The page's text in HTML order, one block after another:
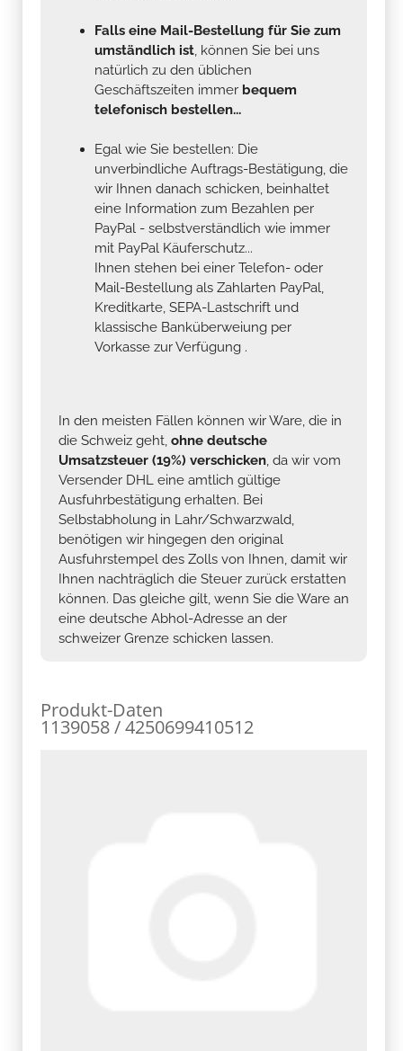
Falls eine Mail-Bestellung für Sie zum
umständlich ist, können Sie bei uns
natürlich zu den üblichen
Geschäftszeiten immer bequem
telefonisch bestellen...
Egal wie Sie bestellen: Die
unverbindliche Auftrags-Bestätigung, die
wir Ihnen danach schicken, beinhaltet
eine Information zum Bezahlen per
PayPal - selbstverständlich wie immer
mit PayPal Käuferschutz...
Ihnen stehen bei einer Telefon- oder
Mail-Bestellung als Zahlarten PayPal,
Kreditkarte, SEPA-Lastschrift und
klassische Banküberweiung per
Vorkasse zur Verfügung .
In den meisten Fällen können wir Ware, die in
die Schweiz geht, ohne deutsche
Umsatzsteuer (19%) verschicken, da wir vom
Versender DHL eine amtlich gültige
Ausfuhrbestätigung erhalten. Bei
Selbstabholung in Lahr/Schwarzwald,
benötigen wir hingegen den original
Ausfuhrstempel des Zolls von Ihnen, damit wir
Ihnen nachträglich die Steuer zurück erstatten
können. Das gleiche gilt, wenn Sie die Ware an
eine deutsche Abhol-Adresse an der
schweizer Grenze schicken lassen.
Produkt-Daten
1139058 / 4250699410512